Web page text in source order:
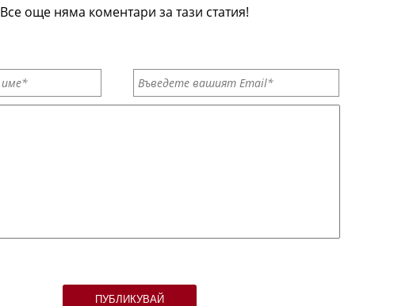
Все още няма коментари за тази статия!
ПУБЛИКУВАЙ